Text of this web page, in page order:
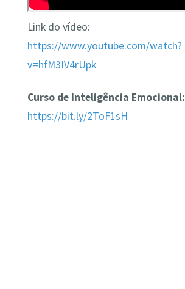
Link do vídeo:
https://www.youtube.com/watch?
v=hfM3IV4rUpk
Curso de Inteligência Emocional:
https://bit.ly/2ToF1sH